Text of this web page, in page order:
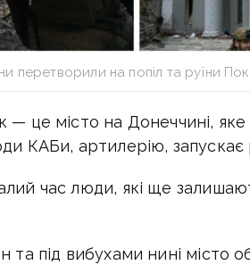
перетворили на попіл та руїни
— це місто на Донеччині,
КАБи, артилерію, запускає
час люди, які ще
та під вибухами нині місто